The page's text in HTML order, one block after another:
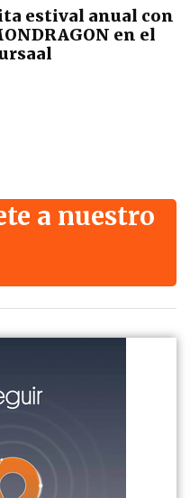
estival anual con
en el
a nuestro